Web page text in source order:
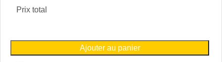
Prix total
Ajouter au panier